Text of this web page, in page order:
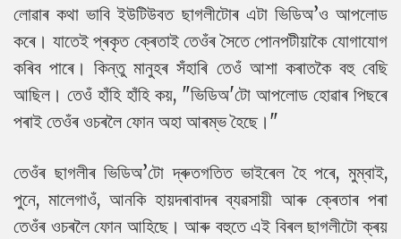
লোৱাৰ কথা ভাবি ইউটিউবত ছাগলীটোৰ এটা ভিডিঅ’ও আপলোড
কৰে। যাতেই প্ৰকৃত ক্ৰেতাই তেওঁৰ সৈতে পোনপটীয়াকৈ যোগাযোগ
কৰিব পাৰে। কিন্তু মানুহৰ সঁহাৰি তেওঁ আশা কৰাতকৈ বহু বেছি
আছিল। তেওঁ হাঁহি হাঁহি কয়, "ভিডিঅ'টো আপলোড হোৱাৰ পিছৰে
পৰাই তেওঁৰ ওচৰলৈ ফোন অহা আৰম্ভ হৈছে।"
তেওঁৰ ছাগলীৰ ভিডিঅ’টো দ্ৰুতগতিত ভাইৰেল হৈ পৰে, মুম্বাই,
পুনে, মালেগাওঁ, আনকি হায়দৰাবাদৰ ব্যৱসায়ী আৰু ক্ৰেতাৰ পৰা
তেওঁৰ ওচৰলৈ ফোন আহিছে। আৰু বহুতে এই বিৰল ছাগলীটো ক্ৰয়